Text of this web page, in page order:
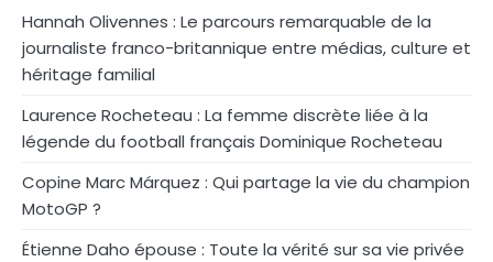
Hannah Olivennes : Le parcours remarquable de la
journaliste franco-britannique entre médias, culture et
héritage familial
Laurence Rocheteau : La femme discrète liée à la
légende du football français Dominique Rocheteau
Copine Marc Márquez : Qui partage la vie du champion
MotoGP ?
Étienne Daho épouse : Toute la vérité sur sa vie privée